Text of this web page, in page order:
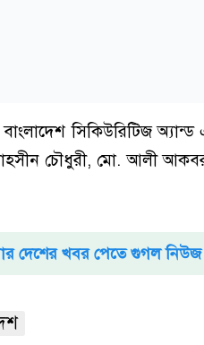
সিকিউরিটিজ অ্যান্ড
চৌধুরী, মো. আলী
দেশের খবর পেতে গুগল